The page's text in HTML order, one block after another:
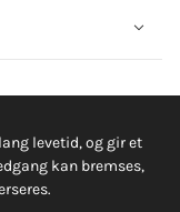
levetid, og gir et
kan bremses,